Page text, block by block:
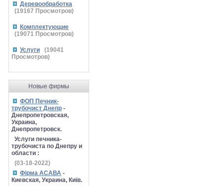
Деревообработка
(19167 Просмотров)
Комплектующие
(19071 Просмотров)
Услуги (19041
Просмотров)
Новые фирмы
ФОП Печник-
трубочист Днепр -
Днепропетровская,
Украина,
Днепропетровск.
Услуги печника-
трубочиста по Днепру и
области :
(03-18-2022)
Фірма АСАВА -
Киевская, Украина, Київ.